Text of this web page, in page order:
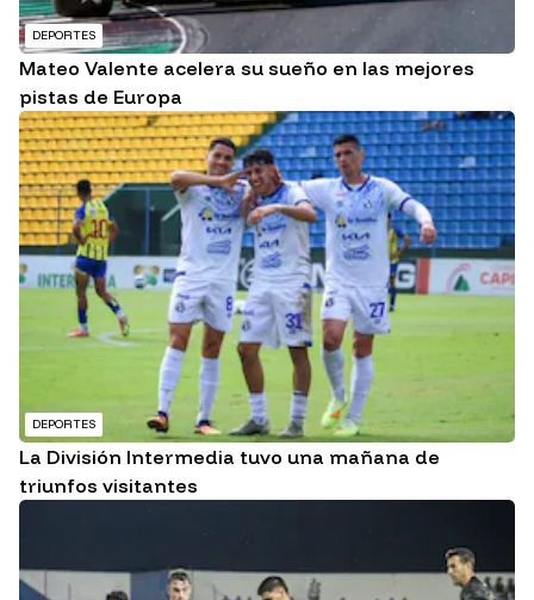
DEPORTES
Mateo Valente acelera su sueño en las mejores
pistas de Europa
DEPORTES
La División Intermedia tuvo una mañana de
triunfos visitantes